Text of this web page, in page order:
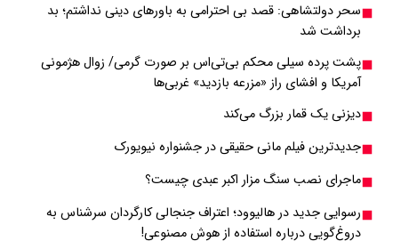
سحر دولتشاهی: قصد بی احترامی به باورهای دینی نداشتم؛ بد
برداشت شد
پشت پرده سیلی محکم بی‌تی‌اس بر صورت گرمی/ زوال هژمونی
آمریکا و افشای راز «مزرعه بازدید» غربی‌ها
دیزنی یک قمار بزرگ می‌کند
جدیدترین فیلم مانی حقیقی در جشنواره نیویورک
ماجرای نصب سنگ مزار اکبر عبدی چیست؟
رسوایی جدید در هالیوود؛ اعتراف جنجالی کارگردان سرشناس به
دروغ‌گویی درباره استفاده از هوش مصنوعی!